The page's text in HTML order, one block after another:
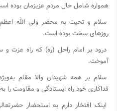
همواره شامل حال مردم عزیزمان بوده
سلام و تحیت به محضر ولی الله
روزهای سخت بوده است.
درود بر امام راحل (ره) که راه عزت و
آموخت.
سلام بر همه شهیدان والا مقام
فداکاری خود راه ایستادگی و مقاومت را
اینک افتخار دارم به‌ استحضار